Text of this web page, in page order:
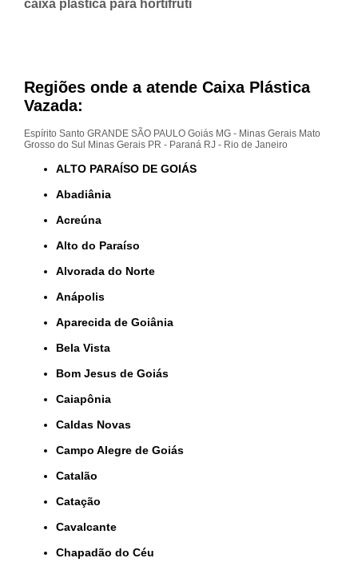
caixa plástica para hortifruti
Regiões onde a atende Caixa Plástica
Vazada:
Espírito Santo GRANDE SÃO PAULO Goiás MG - Minas Gerais Mato
Grosso do Sul
Minas Gerais PR - Paraná RJ - Rio de Janeiro
ALTO PARAÍSO DE GOIÁS
Abadiânia
Acreúna
Alto do Paraíso
Alvorada do Norte
Anápolis
Aparecida de Goiânia
Bela Vista
Bom Jesus de Goiás
Caiapônia
Caldas Novas
Campo Alegre de Goiás
Catalão
Catação
Cavalcante
Chapadão do Céu